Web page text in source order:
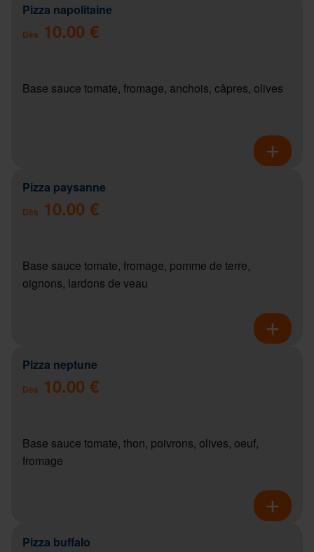
Pizza napolitaine
Dès 10.00 €
Base sauce tomate, fromage, anchois, câpres, olives
Pizza paysanne
Dès 10.00 €
Base sauce tomate, fromage, pomme de terre,
oignons, lardons de veau
Pizza neptune
Dès 10.00 €
Base sauce tomate, thon, poivrons, olives, oeuf,
fromage
Pizza buffalo